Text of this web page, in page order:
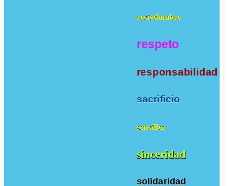
reciedumbre
respeto
responsabilidad
sacrificio
sencillez
sinceridad
solidaridad